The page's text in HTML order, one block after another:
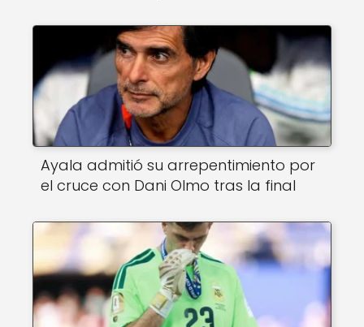
Ayala admitió su arrepentimiento por
el cruce con Dani Olmo tras la final